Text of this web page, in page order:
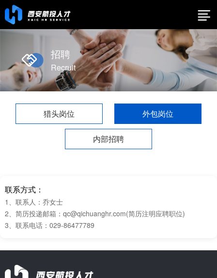
招聘
Recruit
猎头岗位 外包岗位
内部招聘
联系方式：
1、联系人：乔女士
2、简历投递邮箱：qc@qichuanghr.com(简历注明应聘职位)
3、联系电话：029-86477789